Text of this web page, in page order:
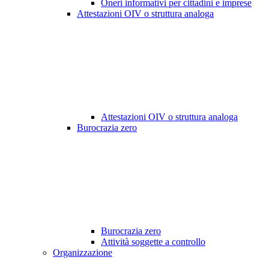
Oneri informativi per cittadini e imprese
Attestazioni OIV o struttura analoga
Attestazioni OIV o struttura analoga
Burocrazia zero
Burocrazia zero
Attività soggette a controllo
Organizzazione